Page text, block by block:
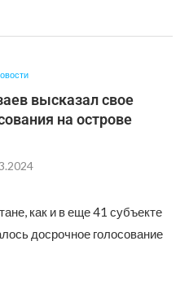
высказал свое
на острове
как и в еще 41 субъекте
досрочное голосование